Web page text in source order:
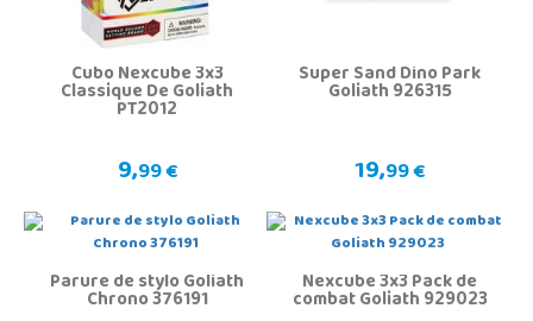
Cubo Nexcube 3x3
Classique De Goliath
PT2012
9,99 €
Super Sand Dino Park
Goliath 926315
19,99 €
Parure de stylo Goliath
Chrono 376191 Nexcube 3x3 Pack de
combat Goliath 929023